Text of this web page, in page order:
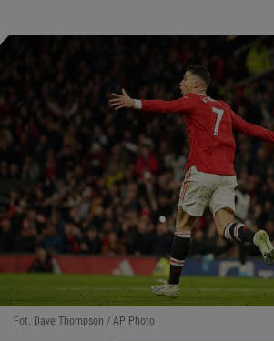
Fot. Dave Thompson / AP Photo